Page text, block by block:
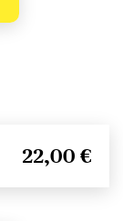
22,00 €